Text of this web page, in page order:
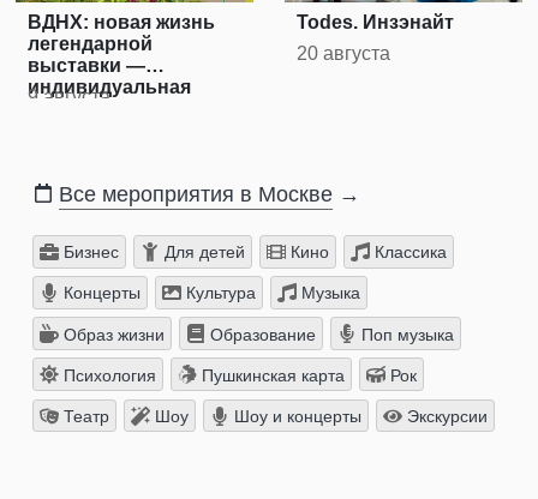
ВДНХ: новая жизнь
легендарной
выставки —
индивидуальная
9 августа
Todes. Инзэнайт
20 августа
Все мероприятия в Москве →
Бизнес Для детей Кино Классика
Концерты Культура Музыка
Образ жизни Образование Поп музыка
Психология Пушкинская карта Рок
Театр Шоу Шоу и концерты Экскурсии